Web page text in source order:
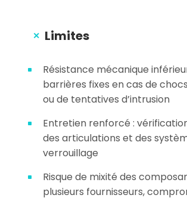
Limites
Résistance mécanique
barrières fixes en cas de
ou de tentatives d’intrusion
Entretien renforcé :
des articulations et des
verrouillage
Risque de mixité des
plusieurs fournisseurs,